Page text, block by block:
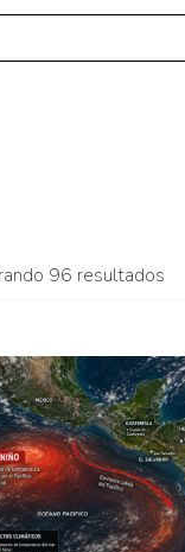
96 resultados